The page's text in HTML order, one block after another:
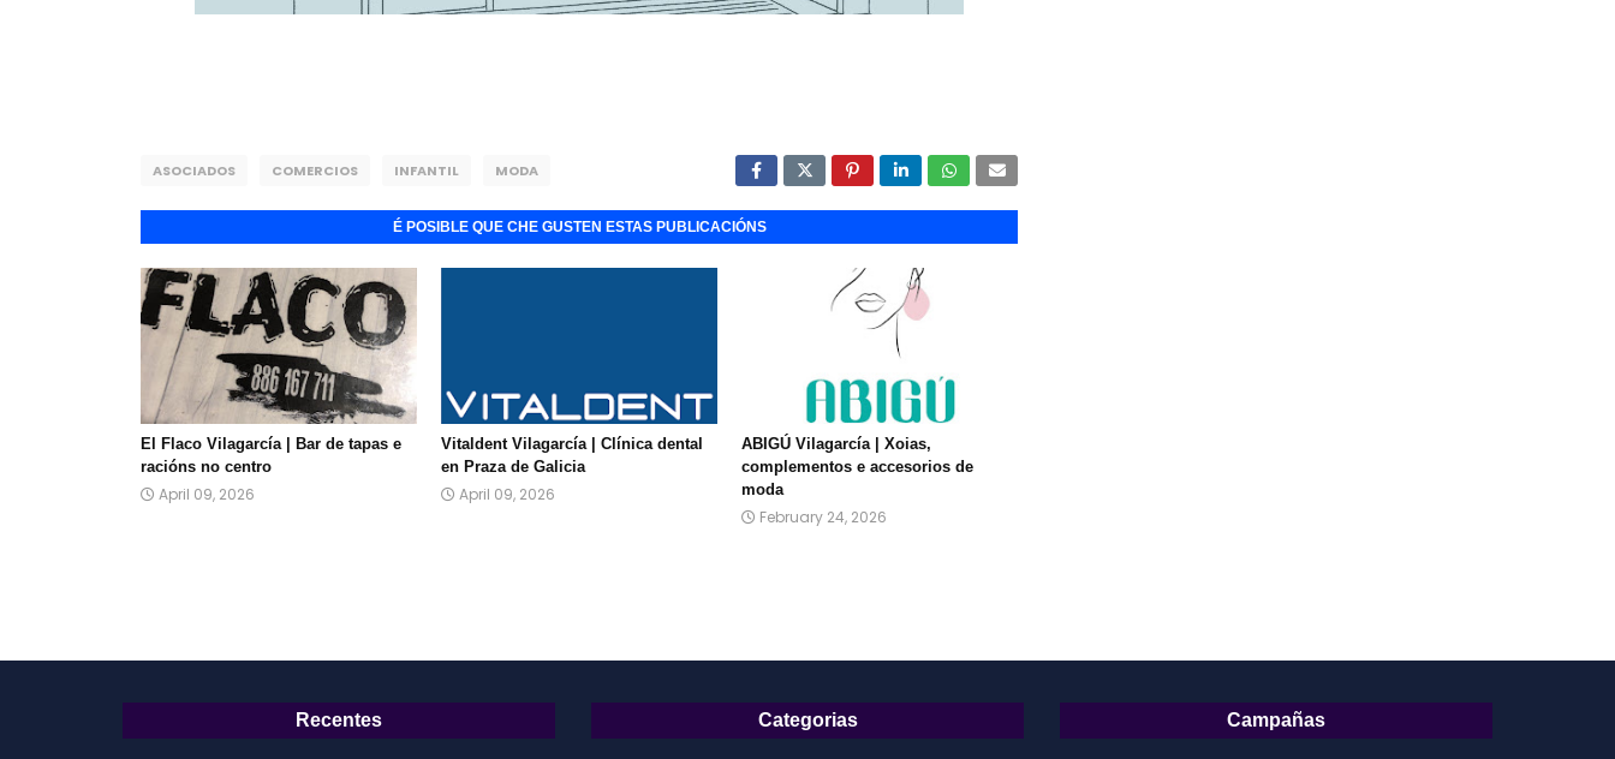
ASOCIADOS COMERCIOS INFANTIL MODA
É POSIBLE QUE CHE GUSTEN ESTAS PUBLICACIÓNS
El Flaco Vilagarcía | Bar de tapas e
racións no centro
April 09, 2026
Vitaldent Vilagarcía | Clínica dental
en Praza de Galicia
April 09, 2026
ABIGÚ Vilagarcía | Xoias,
complementos e accesorios de
moda
February 24, 2026
Recentes Categorias Campañas